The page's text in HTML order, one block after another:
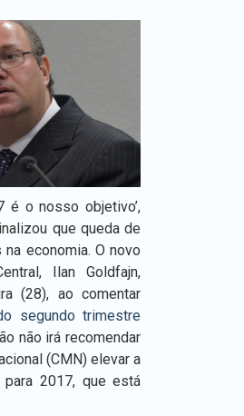
é o nosso objetivo’,
que queda de
economia. O novo
Ilan Goldfajn,
(28), ao comentar
segundo trimestre
não irá recomendar
(CMN) elevar a
2017, que está